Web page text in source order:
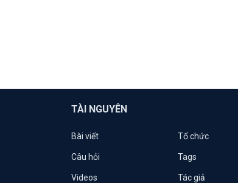
TÀI NGUYÊN
Bài viết Tổ chức
Câu hỏi Tags
Videos Tác giả